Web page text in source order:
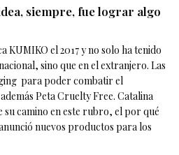
siempre, fue lograr algo
KUMIKO el 2017 y no solo ha tenido
sino que en el extranjero. Las
para poder combatir el
Peta Cruelty Free. Catalina
camino en este rubro, el por qué
nuevos productos para los